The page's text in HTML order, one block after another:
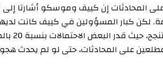
المحادثات إن كييف وموسكو أشارتا إلى
لكن كبار المسؤولين في كييف كانت
كانت
على المحادثات، حتى لو لم يحدث